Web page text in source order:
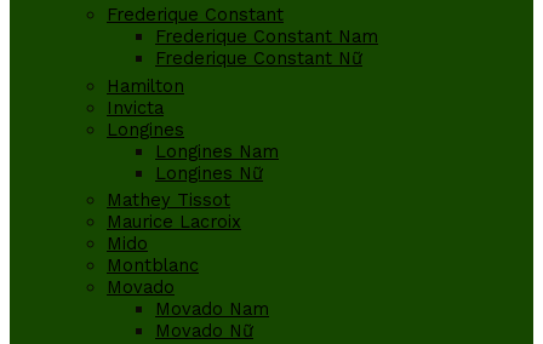
Frederique Constant
Frederique Constant Nam
Frederique Constant Nữ
Hamilton
Invicta
Longines
Longines Nam
Longines Nữ
Mathey Tissot
Maurice Lacroix
Mido
Montblanc
Movado
Movado Nam
Movado Nữ